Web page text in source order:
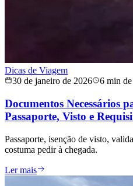
Dicas de Viagem
30 de janeiro de 2026
6 min
Documentos Necessários
Passaporte, Visto e
Passaporte, isenção de visto,
costuma pedir à chegada.
Ler mais